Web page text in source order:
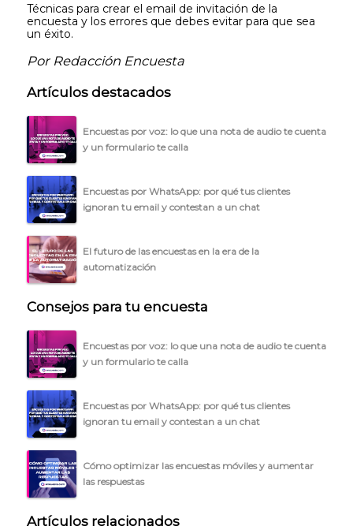
Técnicas para crear el email de invitación de la
encuesta y los errores que debes evitar para que sea
un éxito.
Por Redacción Encuesta
Artículos destacados
Encuestas por voz: lo que una nota de audio te cuenta
y un formulario te calla
Encuestas por WhatsApp: por qué tus clientes
ignoran tu email y contestan a un chat
El futuro de las encuestas en la era de la
automatización
Consejos para tu encuesta
Encuestas por voz: lo que una nota de audio te cuenta
y un formulario te calla
Encuestas por WhatsApp: por qué tus clientes
ignoran tu email y contestan a un chat
Cómo optimizar las encuestas móviles y aumentar
las respuestas
Artículos relacionados